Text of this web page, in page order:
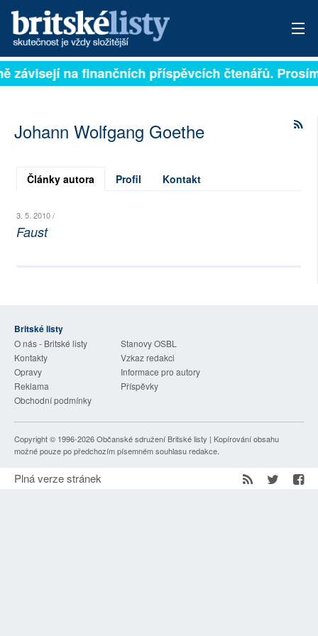
PŘIHLÁSIT
ARCHIV
ROZHOVORY
NEJČTENĚJŠÍ ZA 7 DNÍ
SOCIÁLNÍ SÍTĚ
RUBRIKY
PLNÁ VERZE STRÁNEK
závisejí na finančních příspěvcích čtenářů.
Johann Wolfgang Goethe
Články autora Profil Kontakt
3. 5. 2010 /
Faust
Britské listy
O nás - Britské listy
Stanovy OSBL
Kontakty
Vzkaz redakci
Opravy
Informace pro autory
Reklama
Příspěvky
Obchodní podmínky
Copyright © 1996-2026Občanské sdružení Britské listy | Kopírování obsahu
možné pouze po předchozím písemném souhlasu redakce.
Plná verze stránek